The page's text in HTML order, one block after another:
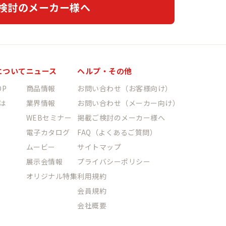
討のメーカー様へ
いてニュース
商品情報
業界情報
WEBセミナー
電子カタログ
ムービー
展示会情報
オリジナル特集
ヘルプ・その他
お問い合わせ（お客様向け）
お問い合わせ（メーカー向け）
掲載ご検討のメーカー様へ
FAQ（よくあるご質問）
サイトマップ
プライバシーポリシー
利用規約
会員規約
会社概要